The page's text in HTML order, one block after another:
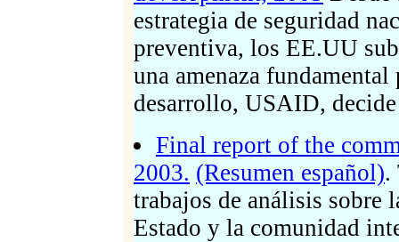
estrategia de seguridad
preventiva, los EE.UU
una amenaza
desarrollo, USAID,
Final report of the
2003. (Resumen español).
trabajos de análisis sobre
Estado y la comunidad